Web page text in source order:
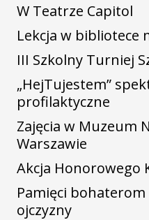
W Teatrze Capitol
Lekcja w bibliotece
III Szkolny Turniej
„HejTujestem”
profilaktyczne
Zajęcia w Muzeum
Warszawie
Akcja Honorowego
Pamięci
ojczyzny